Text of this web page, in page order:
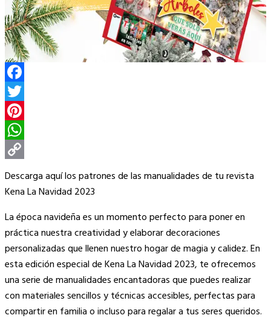
Facebook
Twitter
Pinterest
WhatsApp
Copy
Link
Descarga aquí los patrones de las manualidades de tu revista
Kena La Navidad 2023
La época navideña es un momento perfecto para poner en
práctica nuestra creatividad y elaborar decoraciones
personalizadas que llenen nuestro hogar de magia y calidez. En
esta edición especial de Kena La Navidad 2023, te ofrecemos
una serie de manualidades encantadoras que puedes realizar
con materiales sencillos y técnicas accesibles, perfectas para
compartir en familia o incluso para regalar a tus seres queridos.